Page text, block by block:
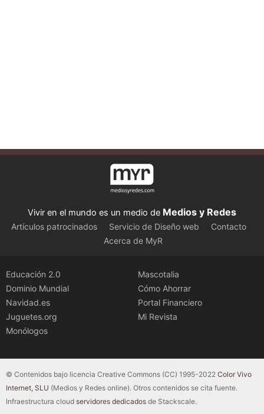
Vivir en el mundo es un medio de Medios y Redes
Artículos patrocinados Servicio de Diseño web
Contacto
Acerca de MyR
Educación 2.0
Dominio Mundial
Navidad.es
Juguetes.org
Monólogos
Mascotalia
Cómo Ahorrar
Portal Financiero
Mi Revista
© Contenidos bajo licencia Creative Commons (CC) 1995-2022 Color Vivo
Internet, SLU (Medios y Redes online). Otros contenidos se cita fuente.
Infraestructura cloud servidores dedicados de Stackscale.